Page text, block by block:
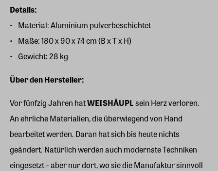
Details:
Material: Aluminium pulverbeschichtet
Maße: 180 x 90 x 74 cm (B x T x H)
Gewicht: 28 kg
Über den Hersteller:
Vor fünfzig Jahren hatWEISHÄUPLsein Herz verloren.
An ehrliche Materialien, die überwiegend von Hand
bearbeitet werden. Daran hat sich bis heute nichts
geändert. Natürlich werden auch modernste Techniken
eingesetzt – aber nur dort, wo sie die Manufaktur sinnvoll